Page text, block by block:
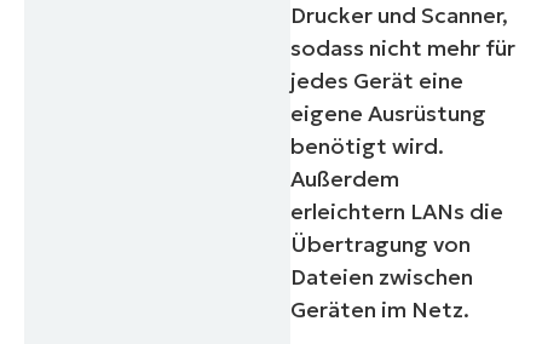
Drucker und Scanner,
sodass nicht mehr für
jedes Gerät eine
eigene Ausrüstung
benötigt wird.
Außerdem
erleichtern LANs die
Übertragung von
Dateien zwischen
Geräten im Netz.